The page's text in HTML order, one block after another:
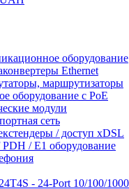
оборудование
Ethernet
маршрутизаторы
оборудование с PoE
модули
сеть
/ доступ xDSL
/ E1 оборудование